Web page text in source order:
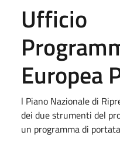
Ufficio
Europea
l Piano Nazionale di
dei due strumenti del
un programma di